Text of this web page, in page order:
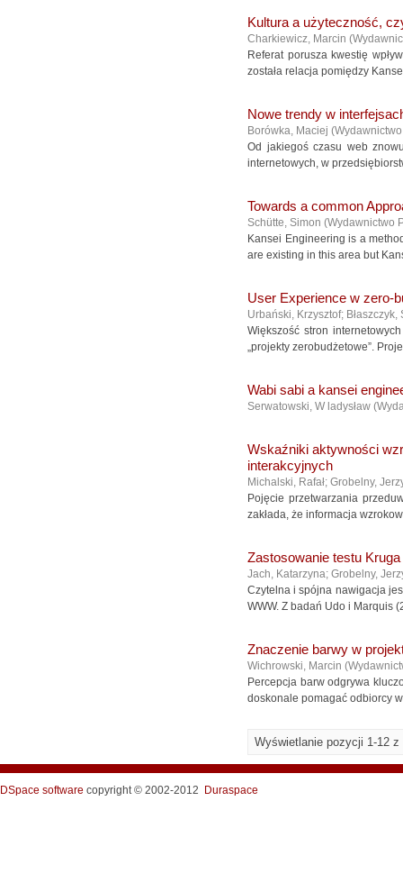
Kultura a użyteczność,
Charkiewicz, Marcin (
Referat porusza kwestię
została relacja pomiędzy
Nowe trendy w
Borówka, Maciej (
Od jakiegoś czasu web
internetowych, w
Towards a common
Schütte, Simon (Wydawnictwo
Kansei Engineering is a
are existing in this area but
User Experience w zero-
Urbański, Krzysztof; Błaszczyk,
Większość stron
„projekty zerobudżetowe”.
Wabi sabi a kansei
Serwatowski, W ladysław (
Wskaźniki aktywności
interakcyjnych
Michalski, Rafał; Grobelny,
Pojęcie przetwarzania
zakłada, że informacja
Zastosowanie testu
Jach, Katarzyna; Grobelny,
Czytelna i spójna nawigacja
WWW. Z badań Udo i Marquis
Znaczenie barwy w
Wichrowski, Marcin (
Percepcja barw odgrywa
doskonale pomagać odbiorcy
Wyświetlanie pozycji 1-12 z
DSpace software copyright © 2002-2012 Duraspace